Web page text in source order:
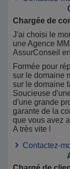
Chargée de
J'ai choisi le
une Agence
AssurConseil
Formée pour
sur le domaine
sur le domaine
Soucieuse
d'une grande
garante de la
que vous avez
A très vite !
Contactez-